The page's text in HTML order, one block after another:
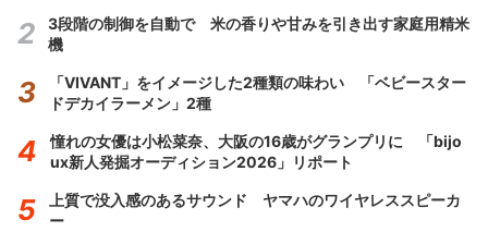
3段階の制御を自動で 米の香りや甘みを引き出す家庭用精米
機
「VIVANT」をイメージした2種類の味わい 「ベビースター
ドデカイラーメン」2種
憧れの女優は小松菜奈、大阪の16歳がグランプリに 「bijo
ux新人発掘オーディション2026」リポート
上質で没入感のあるサウンド ヤマハのワイヤレススピーカ
ー